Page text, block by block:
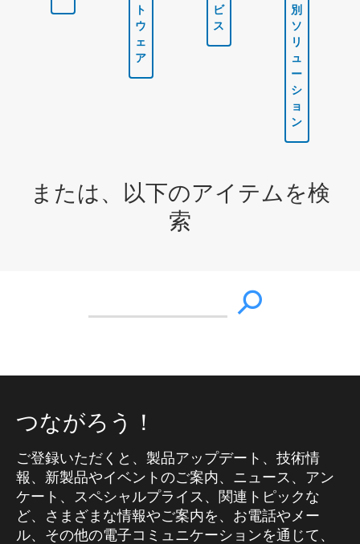
ト
ウ
ェ
ア
ビ
ス
別
ソ
リ
ュ
ー
シ
ョ
ン
または、以下のアイテムを検
索
つながろう！
ご登録いただくと、製品アップデート、技術情
報、新製品やイベントのご案内、ニュース、アン
ケート、スペシャルプライス、関連トピックな
ど、さまざまな情報やご案内を、お電話やメー
ル、その他の電子コミュニケーションを通じて、